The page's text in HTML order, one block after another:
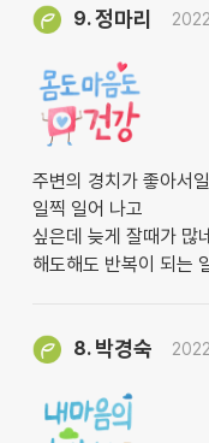
9.정마리
주변의 경치가 좋아서
일찍 일어 나고
싶은데 늦게 잘때가 많
해도해도 반복이 되는
8. 박경숙